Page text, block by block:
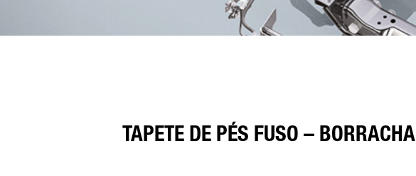
TAPETE DE PÉS FUSO – BORRACHA